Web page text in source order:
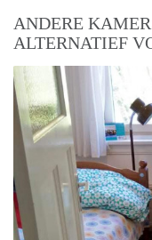
ANDERE
ALTERNATIEF